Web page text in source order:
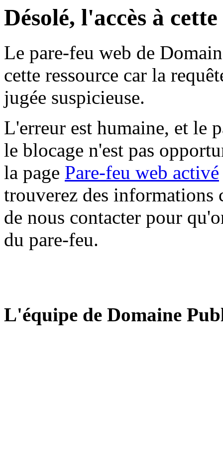
Désolé, l'accès à
Le pare-feu web de
cette ressource car la
jugée suspicieuse.
L'erreur est humaine, et le
le blocage n'est pas
la page Pare-feu web activé
trouverez des informations
de nous contacter pour
du pare-feu.
L'équipe de Domaine